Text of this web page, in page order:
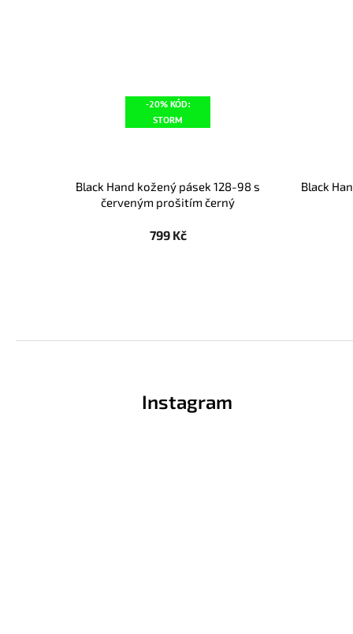
-20% KÓD:
STORM
Black Hand kožený pásek 128-98 s
červeným prošitím černý
799 Kč
Black
Instagram